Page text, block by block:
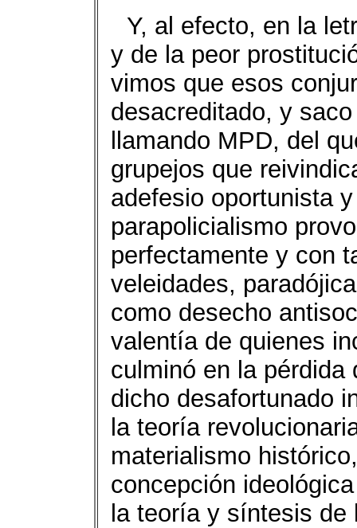
Y, al efecto, en la
y de la peor
vimos que esos
desacreditado, y
llamando MPD, del
grupejos que
adefesio oportunista
parapolicialismo
perfectamente y con
veleidades,
como desecho
valentía de quienes
culminó en la pérdida
dicho desafortunado
la teoría
materialismo
concepción
la teoría y síntesis